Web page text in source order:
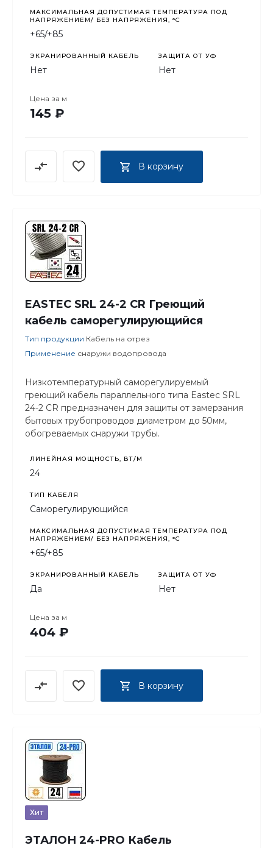
МАКСИМАЛЬНАЯ ДОПУСТИМАЯ ТЕМПЕРАТУРА ПОД
НАПРЯЖЕНИЕМ/ БЕЗ НАПРЯЖЕНИЯ, °C
+65/+85
ЭКРАНИРОВАННЫЙ КАБЕЛЬ
Нет
ЗАЩИТА ОТ УФ
Нет
Цена за м
145 ₽
В корзину
EASTEC SRL 24-2 CR Греющий
кабель саморегулирующийся
Тип продукции Кабель на отрез
Применение снаружи водопровода
Низкотемпературный саморегулируемый
греющий кабель параллельного типа Eastec SRL
24-2 CR предназначен для защиты от замерзания
бытовых трубопроводов диаметром до 50мм,
обогреваемых снаружи трубы.
ЛИНЕЙНАЯ МОЩНОСТЬ, ВТ/М
24
ТИП КАБЕЛЯ
Саморегулирующийся
МАКСИМАЛЬНАЯ ДОПУСТИМАЯ ТЕМПЕРАТУРА ПОД
НАПРЯЖЕНИЕМ/ БЕЗ НАПРЯЖЕНИЯ, °C
+65/+85
ЭКРАНИРОВАННЫЙ КАБЕЛЬ
Да
ЗАЩИТА ОТ УФ
Нет
Цена за м
404 ₽
В корзину
Хит
ЭТАЛОН 24-PRO Кабель